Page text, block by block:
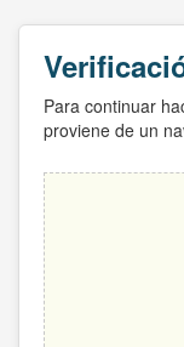
Para continuar
proviene de un